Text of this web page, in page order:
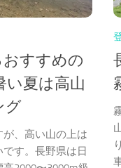
すすめの
い夏は高山
グ
、高い山の上は
す。長野県は日